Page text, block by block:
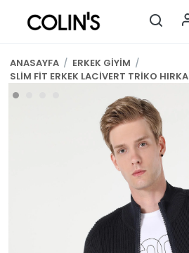
ANASAYFA / ERKEK GİYİM /
SLİM FİT ERKEK LACİVERT TRİKO HIRKA